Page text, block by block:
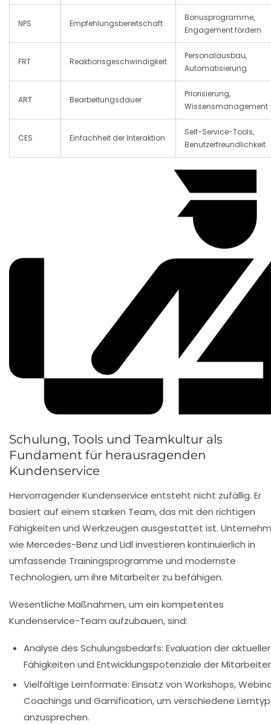
NPS Empfehlungsbereitschaft
Bonusprogramme,
Engagement fördern
FRT Reaktionsgeschwindigkeit
Personalausbau,
Automatisierung
ART Bearbeitungsdauer
Priorisierung,
Wissensmanagement
CES Einfachheit der Interaktion
Self-Service-Tools,
Benutzerfreundlichkeit
Schulung, Tools und Teamkultur als
Fundament für herausragenden
Kundenservice
Hervorragender Kundenservice entsteht nicht zufällig. Er
basiert auf einem starken Team, das mit den richtigen
Fähigkeiten und Werkzeugen ausgestattet ist.
wie Mercedes-Benz und Lidl investieren kontinuierlich in
umfassende Trainingsprogramme und modernste
Technologien, um ihre Mitarbeiter zu befähigen.
Wesentliche Maßnahmen, um ein kompetentes
Kundenservice-Team aufzubauen, sind:
Analyse des Schulungsbedarfs: Evaluation der
Fähigkeiten und Entwicklungspotenziale der
Vielfältige Lernformate: Einsatz von Workshops,
Coachings und Gamification, um verschiedene
anzusprechen.